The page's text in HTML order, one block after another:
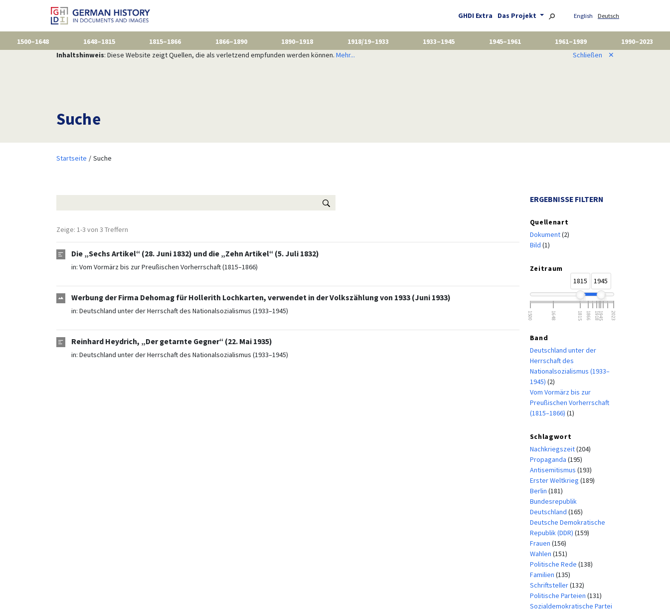
GHDI Extra Das Projekt English Deutsch
1500–1648 1648–1815 1815–1866 1866–1890 1890–1918 1918/19–1933 1933–1945 1945–1961 1961–1989
1990–2023
Inhaltshinweis: Diese Website zeigt Quellen, die als verletzend empfunden werden können. Mehr... Schließen ✕
Suche
Startseite Suche
Zeige: 1-3 von 3 Treffern
Die „Sechs Artikel“ (28. Juni 1832) und die „Zehn Artikel“ (5. Juli 1832)
in: Vom Vormärz bis zur Preußischen Vorherrschaft (1815–1866)
Werbung der Firma Dehomag für Hollerith Lochkarten, verwendet in der Volkszählung von 1933 (Juni 1933)
in: Deutschland unter der Herrschaft des Nationalsozialismus (1933–1945)
Reinhard Heydrich, „Der getarnte Gegner“ (22. Mai 1935)
in: Deutschland unter der Herrschaft des Nationalsozialismus (1933–1945)
ERGEBNISSE FILTERN
Quellenart
Dokument(2)
Bild (1)
Zeitraum
1815
1945
1500 1648 1815 1866 19181945 2023
Band
Deutschland unter der
Herrschaft des
Nationalsozialismus (1933–
1945) (2)
Vom Vormärz bis zur
Preußischen Vorherrschaft
(1815–1866) (1)
Schlagwort
Nachkriegszeit(204)
Propaganda (195)
Antisemitismus (193)
Erster Weltkrieg (189)
Berlin (181)
Bundesrepublik
Deutschland (165)
Deutsche Demokratische
Republik (DDR) (159)
Frauen (156)
Wahlen (151)
Politische Rede (138)
Familien (135)
Schriftsteller(132)
Politische Parteien (131)
Sozialdemokratische Partei